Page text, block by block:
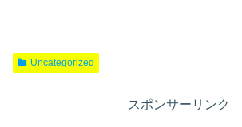
Uncategorized
スポンサーリンク